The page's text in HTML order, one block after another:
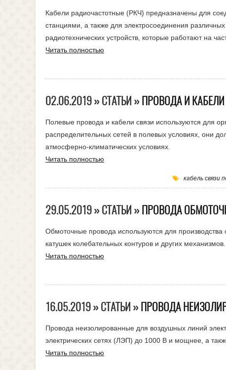
Кабели радиочастотные (РКЧ) предназначены для
станциями, а также для электросоединения
радиотехнических устройств, которые работают на
Читать полностью
02.06.2019 » СТАТЬИ »ПРОВОДА И
Полевые провода и кабели связи используются для
распределительных сетей в полевых условиях, они
атмосферно-климатических условиях.
Читать полностью
кабель связи
29.05.2019 » СТАТЬИ »ПРОВОДА
Обмоточные провода используются для производства
катушек колебательных контуров и других механизмов.
Читать полностью
16.05.2019 » СТАТЬИ »ПРОВОДА
Провода неизолированные для воздушных линий
электрических сетях (ЛЭП) до 1000 В и мощнее, а
Читать полностью